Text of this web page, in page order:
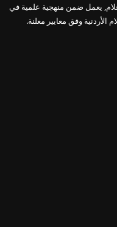
يعمل ضمن منهجية علمية في
الأردنية وفق معايير معلنة.